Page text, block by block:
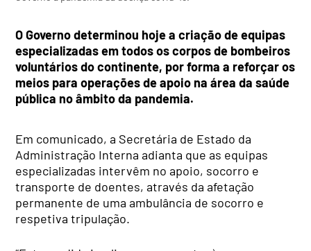
O Governo determinou hoje a criação de equipas
especializadas em todos os corpos de bombeiros
voluntários do continente, por forma a reforçar os
meios para operações de apoio na área da saúde
pública no âmbito da pandemia.
Em comunicado, a Secretária de Estado da
Administração Interna adianta que as equipas
especializadas intervêm no apoio, socorro e
transporte de doentes, através da afetação
permanente de uma ambulância de socorro e
respetiva tripulação.